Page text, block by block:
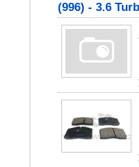
(996) - 3.6